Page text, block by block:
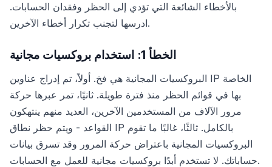
بالأخطاء الشائعة التي تؤدي إلى الحظر وفقدان الحسابات.
ادرسها لتجنب تكرار أخطاء الآخرين.
الخطأ 1: استخدام بروكسيات مجانية
البروكسيات المجانية هي فخ. أولاً، تم إدراج عناوين IP الخاصة
بها في قوائم الحظر منذ فترة طويلة. ثانيًا، تمر عبرها حركة
مرور الآلاف من المستخدمين الآخرين، العديد منهم ينتهكون
القواعد - ويتم حظر نطاق IP بالكامل. ثالثًا، غالبًا ما تقوم
البروكسيات المجانية باعتراض حركة المرور وقد تسرق بيانات
حساباتك. لا تستخدم أبدًا بروكسيات مجانية للعمل مع الحسابات.